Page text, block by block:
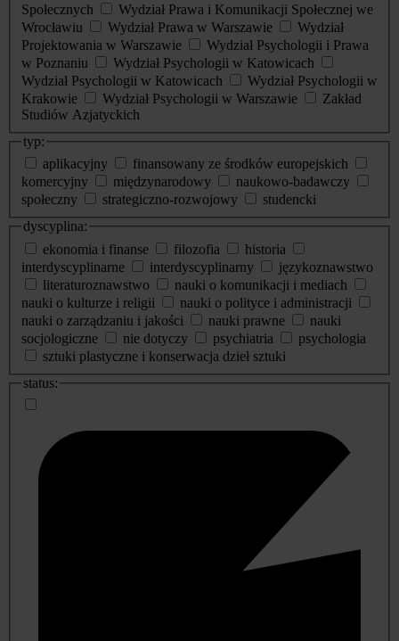
Społecznych
Wydział Prawa i Komunikacji Społecznej we
Wrocławiu
Wydział Prawa w Warszawie
Wydział
Projektowania w Warszawie
Wydział Psychologii i Prawa
w Poznaniu
Wydział Psychologii w Katowicach
Wydział Psychologii w Katowicach
Wydział Psychologii w
Krakowie
Wydział Psychologii w Warszawie
Zakład
Studiów Azjatyckich
typ:
aplikacyjny
finansowany ze środków europejskich
komercyjny
międzynarodowy
naukowo-badawczy
społeczny
strategiczno-rozwojowy
studencki
dyscyplina:
ekonomia i finanse
filozofia
historia
interdyscyplinarne
interdyscyplinarny
językoznawstwo
literaturoznawstwo
nauki o komunikacji i mediach
nauki o kulturze i religii
nauki o polityce i administracji
nauki o zarządzaniu i jakości
nauki prawne
nauki
socjologiczne
nie dotyczy psychiatria
psychologia
sztuki plastyczne i konserwacja dzieł sztuki
status: